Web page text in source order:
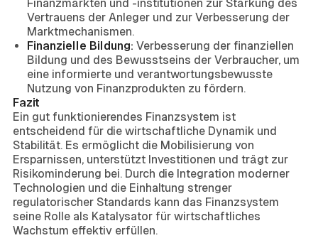
Finanzmärkten und -institutionen zur Stärkung des
Vertrauens der Anleger und zur Verbesserung der
Marktmechanismen.
Finanzielle Bildung:Verbesserung der finanziellen
Bildung und des Bewusstseins der Verbraucher, um
eine informierte und verantwortungsbewusste
Nutzung von Finanzprodukten zu fördern.
Fazit
Ein gut funktionierendes Finanzsystem ist
entscheidend für die wirtschaftliche Dynamik und
Stabilität. Es ermöglicht die Mobilisierung von
Ersparnissen, unterstützt Investitionen und trägt zur
Risikominderung bei. Durch die Integration moderner
Technologien und die Einhaltung strenger
regulatorischer Standards kann das Finanzsystem
seine Rolle als Katalysator für wirtschaftliches
Wachstum effektiv erfüllen.